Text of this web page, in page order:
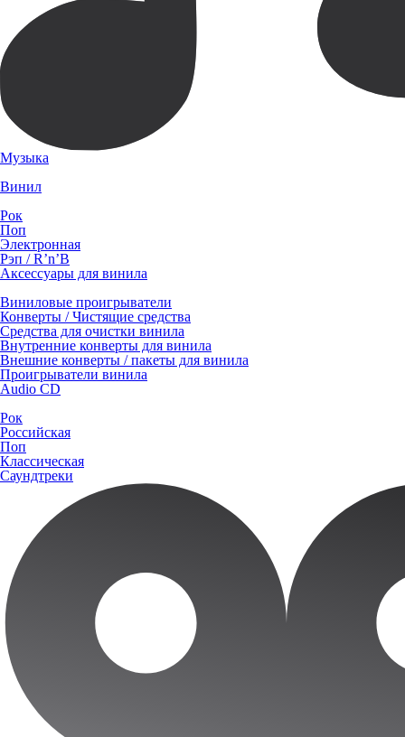
Музыка
Винил
Рок
Поп
Электронная
Рэп / R’n’B
Аксессуары для винила
Виниловые проигрыватели
Конверты / Чистящие средства
Средства для очистки винила
Внутренние конверты для винила
Внешние конверты / пакеты для винила
Проигрыватели винила
Audio CD
Рок
Российская
Поп
Классическая
Саундтреки